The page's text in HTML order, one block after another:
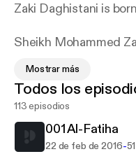
Zaki Daghistani is
Sheikh Mohammed
has been blessed
psalmody along with
A major setback in the
the age of one made
Mostrar más
Todos los
113 episodios
001 Al-Fatiha
22 de feb de 2016-